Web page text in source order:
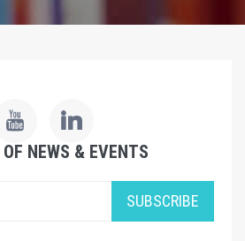
NEWS & EVENTS
SUBSCRIBE